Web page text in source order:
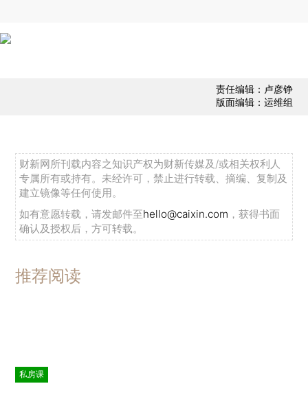
责任编辑：卢彦铮
版面编辑：运维组
财新网所刊载内容之知识产权为财新传媒及/或相关权利人
专属所有或持有。未经许可，禁止进行转载、摘编、复制及
建立镜像等任何使用。
如有意愿转载，请发邮件至hello@caixin.com ，获得书面
确认及授权后，方可转载。
推荐阅读
私房课